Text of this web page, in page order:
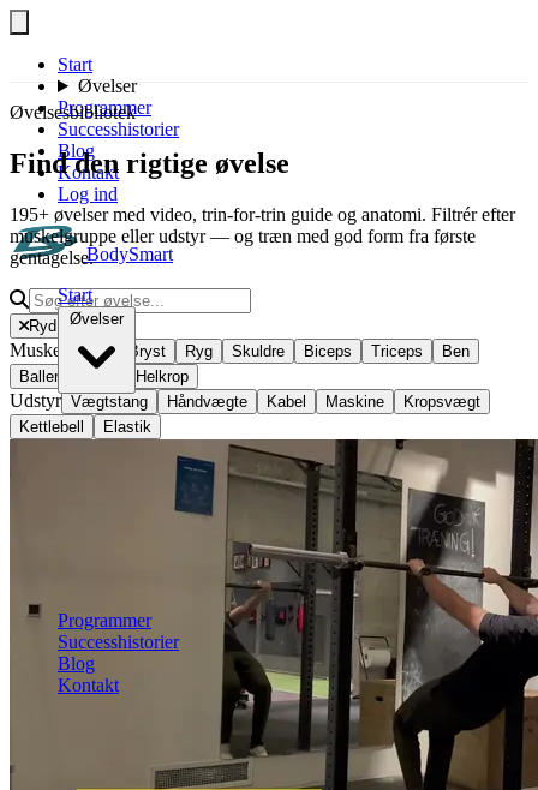
Spring til indhold
Start
Øvelser
Programmer
Successhistorier
Blog
Kontakt
Log ind
BodySmart
Start
Øvelser
Bryst
Ryg
Skuldre
Programmer
Successhistorier
Blog
Kontakt
Log ind
Øvelsesbibliotek
Find den rigtige øvelse
195+ øvelser med video, trin-for-trin guide og anatomi. Filtrér efter
muskelgruppe eller udstyr — og træn med god form fra første
gentagelse.
Ryd filtre
Muskelgruppe Bryst Ryg Skuldre Biceps Triceps
Ben
Baller
Helkrop
Udstyr Vægtstang Håndvægte Kabel Maskine
Kropsvægt
Kettlebell
Elastik